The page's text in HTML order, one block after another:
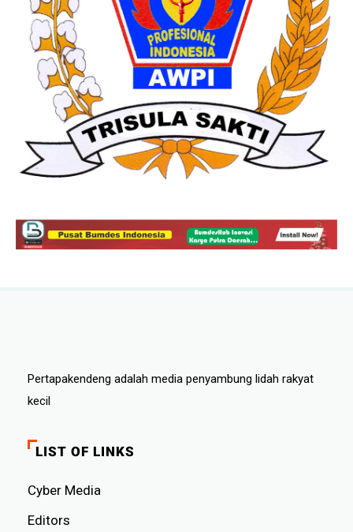
Pertapakendeng adalah media penyambung lidah rakyat
kecil
LIST OF LINKS
Cyber ​​Media
Editors